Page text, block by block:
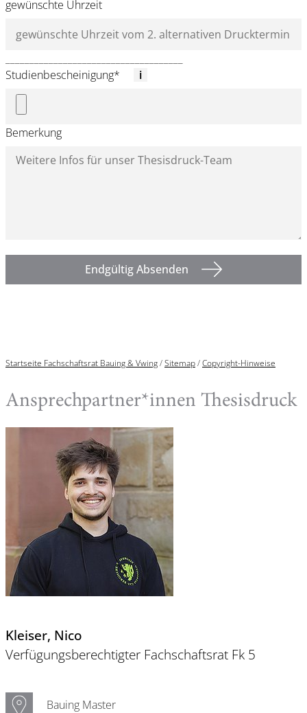
gewünschte Uhrzeit
Studienbescheinigung*
Bemerkung
Endgültig Absenden
Startseite Fachschaftsrat Bauing & Vwing/Sitemap/Copyright-Hinweise
Ansprechpartner*innen Thesisdruck
Kleiser, Nico
Verfügungsberechtigter Fachschaftsrat Fk 5
Bauing Master